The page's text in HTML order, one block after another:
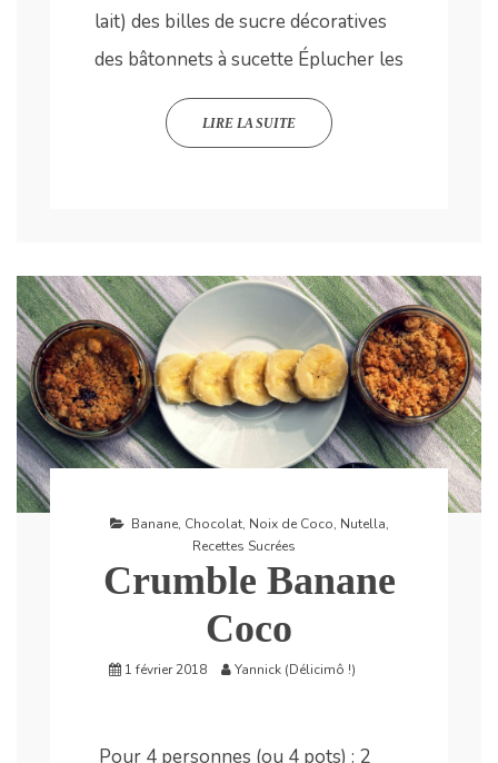
lait) des billes de sucre décoratives
des bâtonnets à sucette Éplucher les
LIRE LA SUITE
Banane, Chocolat, Noix de Coco, Nutella,
Recettes Sucrées
Crumble Banane
Coco
1 février 2018 Yannick (Délicimô !)
Pour 4 personnes (ou 4 pots) : 2